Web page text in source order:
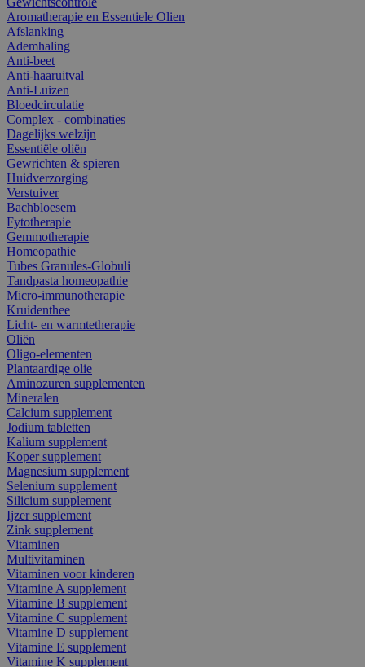
Aromatherapie en Essentiele Olien
Afslanking
Ademhaling
Anti-beet
Anti-haaruitval
Anti-Luizen
Bloedcirculatie
Complex - combinaties
Dagelijks welzijn
Essentiële oliën
Gewrichten & spieren
Huidverzorging
Verstuiver
Bachbloesem
Fytotherapie
Gemmotherapie
Homeopathie
Tubes Granules-Globuli
Tandpasta homeopathie
Micro-immunotherapie
Kruidenthee
Licht- en warmtetherapie
Oliën
Oligo-elementen
Plantaardige olie
Aminozuren supplementen
Mineralen
Calcium supplement
Jodium tabletten
Kalium supplement
Koper supplement
Magnesium supplement
Selenium supplement
Silicium supplement
Ijzer supplement
Zink supplement
Vitaminen
Multivitaminen
Vitaminen voor kinderen
Vitamine A supplement
Vitamine B supplement
Vitamine C supplement
Vitamine D supplement
Vitamine E supplement
Vitamine K supplement